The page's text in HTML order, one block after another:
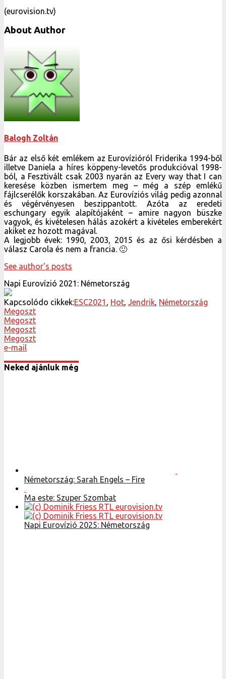
(eurovision.tv)
About Author
Balogh Zoltán
Bár az első két emlékem az Eurovízióról Friderika 1994-ből
illetve Daniela a híres köppeny-levetős produkcióval 1998-
ból, a Fesztivált csak 2003 nyarán az Every way that I can
keresése közben ismertem meg – még a szép emlékű
fájlcserélők korszakában. Az Eurovíziós világ pedig azonnal
és végérvényesen beszippantott. Azóta az eredeti
eschungary egyik alapítójaként – amire nagyon büszke
vagyok, és kivételesen hálás azokért a kivételes emberekért
akiket ez hozott magával.
A legjobb évek: 1990, 2003, 2015 és az ősi kérdésben a
válasz Carola és nem a francia. 🙂
See author's posts
Napi Eurovízió 2021: Németország
Kapcsolódo cikkek:ESC2021 , Hot, Jendrik, Németország
Megoszt
Megoszt
Megoszt
Megoszt
e-mail
Neked ajánluk még
Németország: Sarah Engels – Fire
Ma este: Szuper Szombat
Napi Eurovízió 2025: Németország